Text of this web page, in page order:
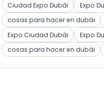
Ciudad Expo Dubái
Expo
cosas para hacer en dubái
Expo Ciudad Dubái
Expo
cosas para hacer en dubái